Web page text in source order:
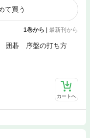
て買う
1巻から 最新刊から
囲碁 序盤の打ち方
カートへ